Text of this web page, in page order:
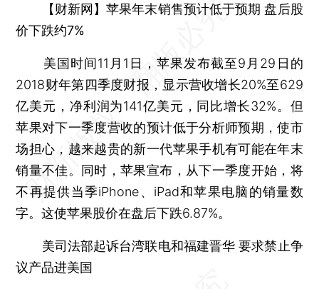
【财新网】苹果年末销售预计低于预期 盘后股
价下跌约7%
美国时间11月1日，苹果发布截至9月29日的
2018财年第四季度财报，显示营收增长20%至629
亿美元，净利润为141亿美元，同比增长32%。但
苹果对下一季度营收的预计低于分析师预期，使市
场担心，越来越贵的新一代苹果手机有可能在年末
销量不佳。同时，苹果宣布，从下一季度开始，将
不再提供当季iPhone、iPad和苹果电脑的销量数
字。这使苹果股价在盘后下跌6.87%。
美司法部起诉台湾联电和福建晋华 要求禁止争
议产品进美国